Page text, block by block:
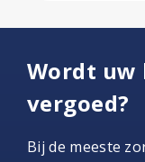
Wordt uw
vergoed?
Bij de meeste